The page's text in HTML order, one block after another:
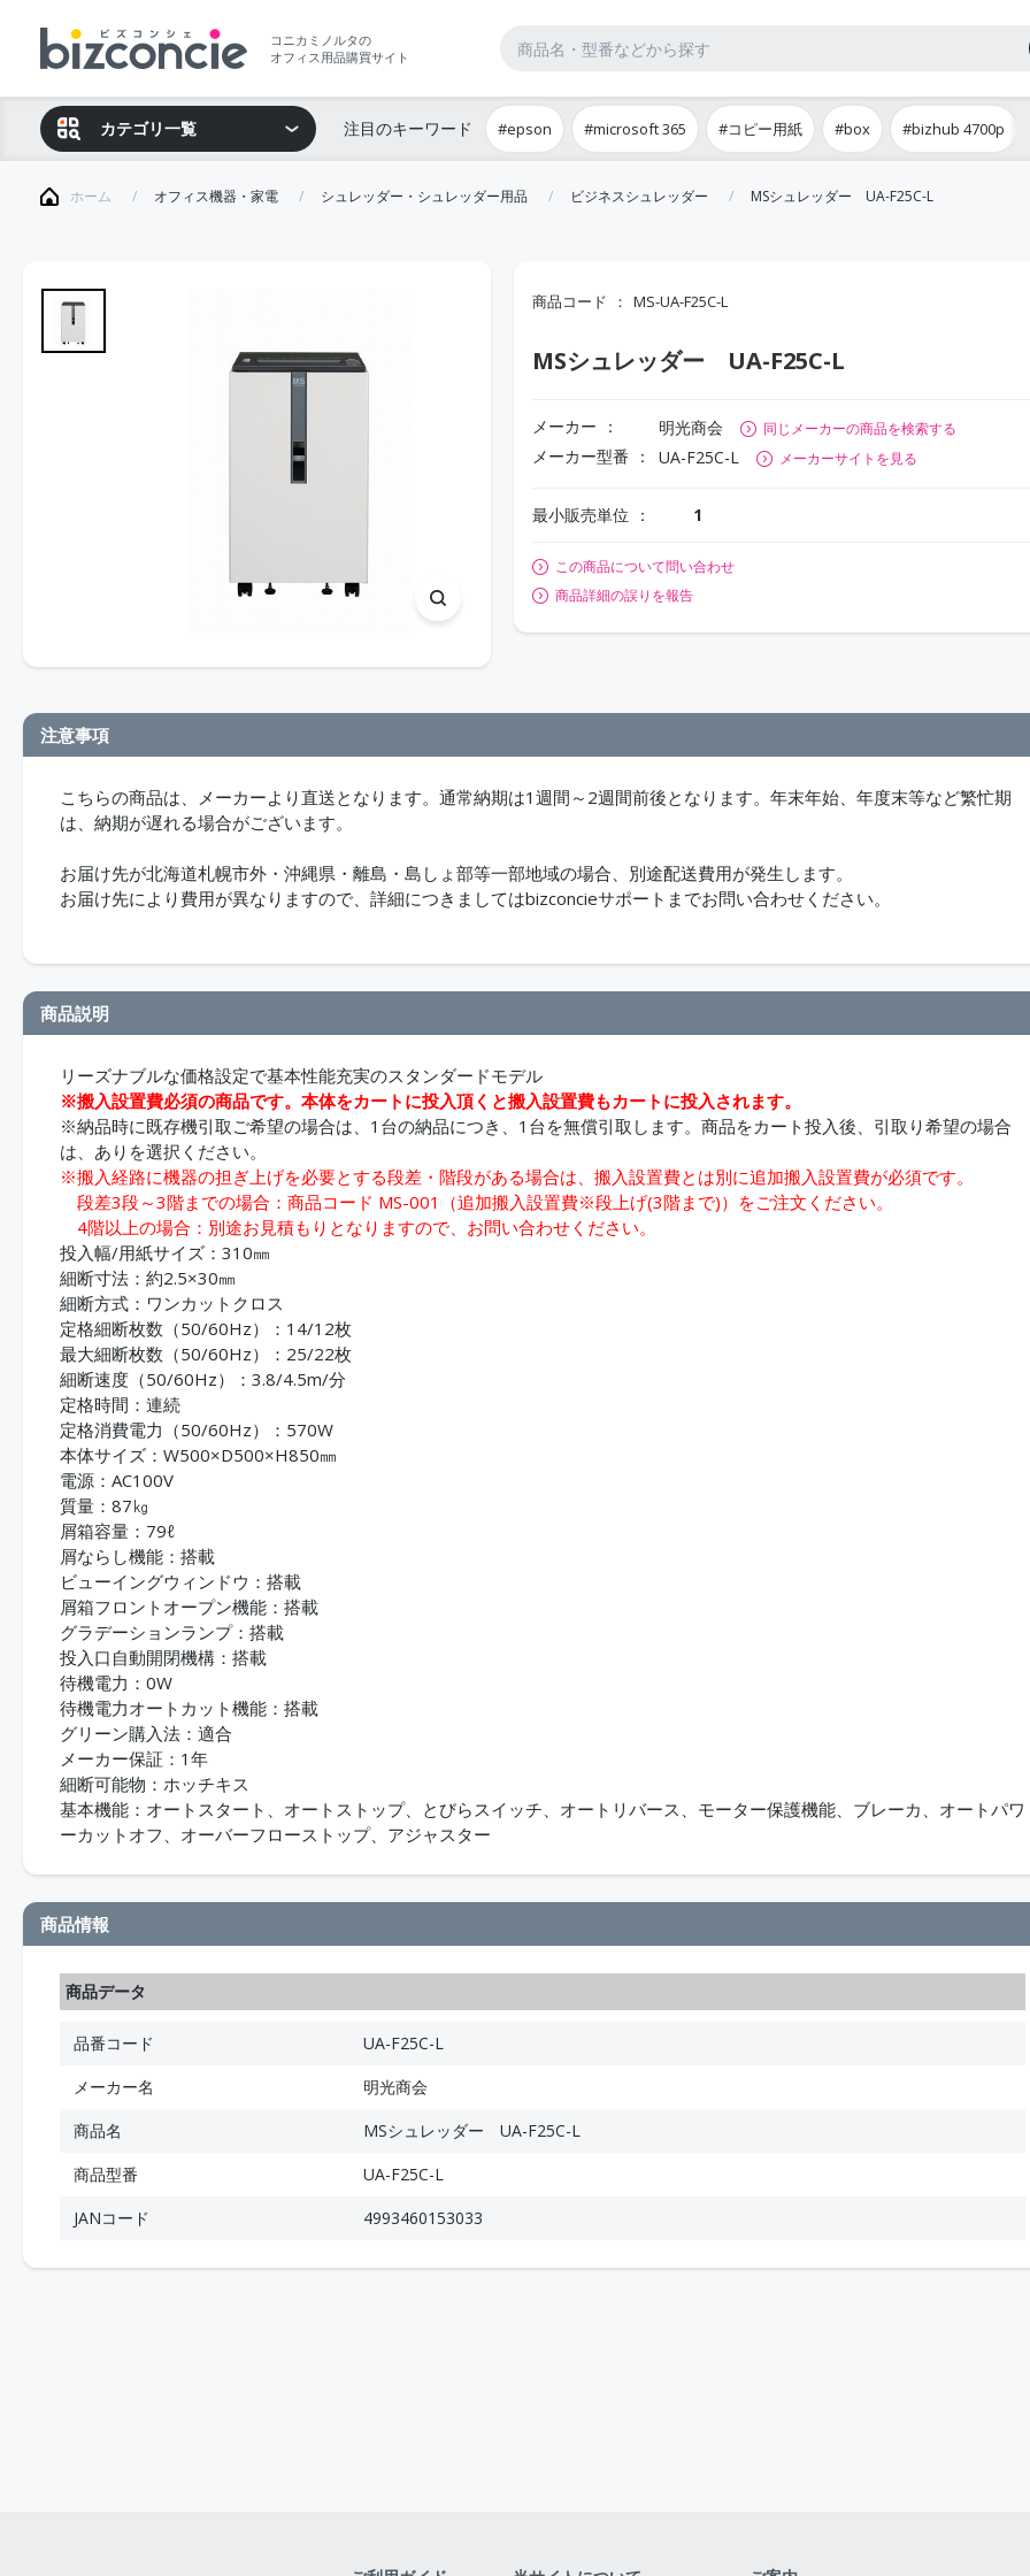
コニカミノルタの
オフィス用品購買サイト
カテゴリ一覧 注目のキーワード #epson #microsoft 365 #コピー用紙 #box #bizhub 4700p
ホーム オフィス機器・家電 シュレッダー・シュレッダー用品 ビジネスシュレッダー MSシュレッダー UA-F25C-L
商品コード MS-UA-F25C-L
MSシュレッダー UA-F25C-L
メーカー 明光商会 同じメーカーの商品を検索する
メーカー型番 UA-F25C-L メーカーサイトを見る
最小販売単位 1
この商品について問い合わせ
商品詳細の誤りを報告
注意事項
こちらの商品は、メーカーより直送となります。通常納期は1週間～2週間前後となります。年末年始、年度末等など繁忙期
は、納期が遅れる場合がございます。
お届け先が北海道札幌市外・沖縄県・離島・島しょ部等一部地域の場合、別途配送費用が発生します。
お届け先により費用が異なりますので、詳細につきましてはbizconcieサポートまでお問い合わせください。
商品説明
リーズナブルな価格設定で基本性能充実のスタンダードモデル
※搬入設置費必須の商品です。本体をカートに投入頂くと搬入設置費もカートに投入されます。
※納品時に既存機引取ご希望の場合は、1台の納品につき、1台を無償引取します。商品をカート投入後、引取り希望の場合
は、ありを選択ください。
※搬入経路に機器の担ぎ上げを必要とする段差・階段がある場合は、搬入設置費とは別に追加搬入設置費が必須です。
段差3段～3階までの場合：商品コード MS-001（追加搬入設置費※段上げ(3階まで)）をご注文ください。
4階以上の場合：別途お見積もりとなりますので、お問い合わせください。
投入幅/用紙サイズ：310㎜
細断寸法：約2.5×30㎜
細断方式：ワンカットクロス
定格細断枚数（50/60Hz）：14/12枚
最大細断枚数（50/60Hz）：25/22枚
細断速度（50/60Hz）：3.8/4.5m/分
定格時間：連続
定格消費電力（50/60Hz）：570W
本体サイズ：W500×D500×H850㎜
電源：AC100V
質量：87㎏
屑箱容量：79ℓ
屑ならし機能：搭載
ビューイングウィンドウ：搭載
屑箱フロントオープン機能：搭載
グラデーションランプ：搭載
投入口自動開閉機構：搭載
待機電力：0W
待機電力オートカット機能：搭載
グリーン購入法：適合
メーカー保証：1年
細断可能物：ホッチキス
基本機能：オートスタート、オートストップ、とびらスイッチ、オートリバース、モーター保護機能、ブレーカ、オートパワ
ーカットオフ、オーバーフローストップ、アジャスター
商品情報
商品データ
品番コード
UA-F25C-L
メーカー名
明光商会
商品名
MSシュレッダー UA-F25C-L
商品型番
UA-F25C-L
JANコード
4993460153033